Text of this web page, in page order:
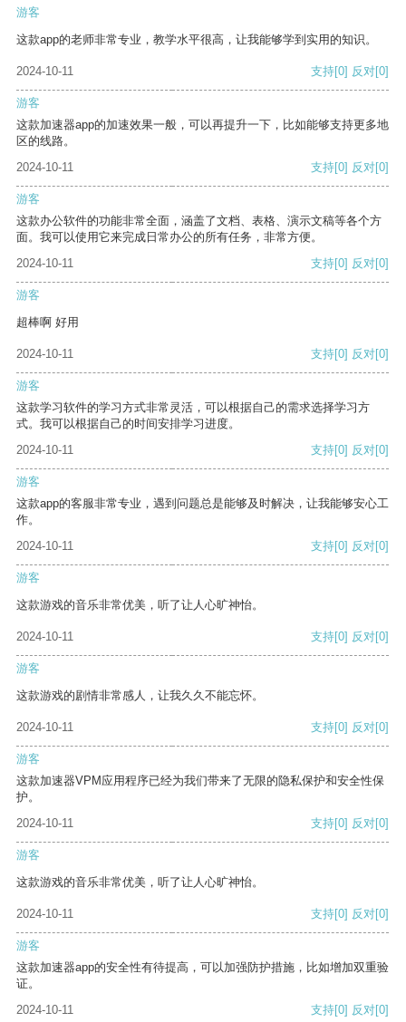
游客
这款app的老师非常专业，教学水平很高，让我能够学到实用的知识。
2024-10-11 支持[0] 反对[0]
游客
这款加速器app的加速效果一般，可以再提升一下，比如能够支持更多地
区的线路。
2024-10-11
支持[0] 反对[0]
游客
这款办公软件的功能非常全面，涵盖了文档、表格、演示文稿等各个方
面。我可以使用它来完成日常办公的所有任务，非常方便。
2024-10-11
支持[0] 反对[0]
游客
超棒啊 好用
2024-10-11 支持[0] 反对[0]
游客
这款学习软件的学习方式非常灵活，可以根据自己的需求选择学习方
式。我可以根据自己的时间安排学习进度。
2024-10-11
支持[0] 反对[0]
游客
这款app的客服非常专业，遇到问题总是能够及时解决，让我能够安心工
作。
2024-10-11
支持[0] 反对[0]
游客
这款游戏的音乐非常优美，听了让人心旷神怡。
2024-10-11 支持[0] 反对[0]
游客
这款游戏的剧情非常感人，让我久久不能忘怀。
2024-10-11 支持[0] 反对[0]
游客
这款加速器VPM应用程序已经为我们带来了无限的隐私保护和安全性保
护。
2024-10-11
支持[0] 反对[0]
游客
这款游戏的音乐非常优美，听了让人心旷神怡。
2024-10-11 支持[0] 反对[0]
游客
这款加速器app的安全性有待提高，可以加强防护措施，比如增加双重验
证。
2024-10-11
支持[0] 反对[0]